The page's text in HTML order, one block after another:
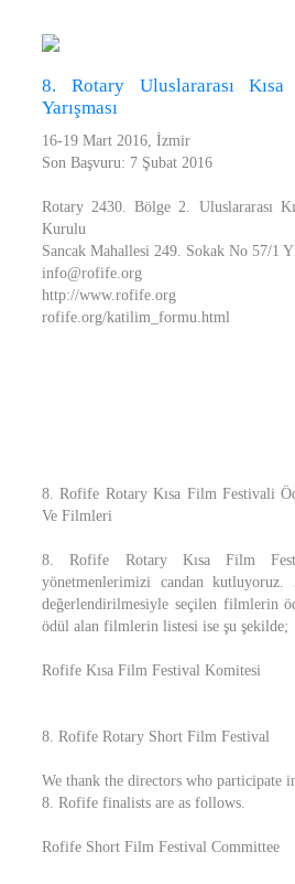
8. Rotary Uluslararası
Yarışması
16-19 Mart 2016, İzmir
Son Başvuru: 7 Şubat 2016
Rotary 2430. Bölge 2. Uluslararası
Kurulu
Sancak Mahallesi 249. Sokak No 57/1
info@rofife.org
http://www.rofife.org
rofife.org/katilim_formu.html
8. Rofife Rotary Kısa Film Festivali
Ve Filmleri
8. Rofife Rotary Kısa Film
yönetmenlerimizi candan
değerlendirilmesiyle seçilen filmlerin
ödül alan filmlerin listesi ise şu şekilde;
Rofife Kısa Film Festival Komitesi
8. Rofife Rotary Short Film Festival
We thank the directors who participate
8. Rofife finalists are as follows.
Rofife Short Film Festival Committee